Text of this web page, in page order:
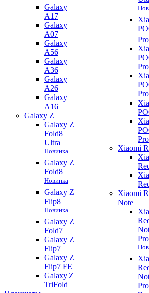
Galaxy
A17
Galaxy
A07
Galaxy
A56
Galaxy
A36
Galaxy
A26
Galaxy
A16
Galaxy Z
Galaxy Z
Fold8
Ultra
Новинка
Galaxy Z
Fold8
Новинка
Galaxy Z
Flip8
Новинка
Galaxy Z
Fold7
Galaxy Z
Flip7
Galaxy Z
Flip7 FE
Galaxy Z
TriFold
Pro
Pro
Pro
Pro
Xiaomi
Xiaomi
Note